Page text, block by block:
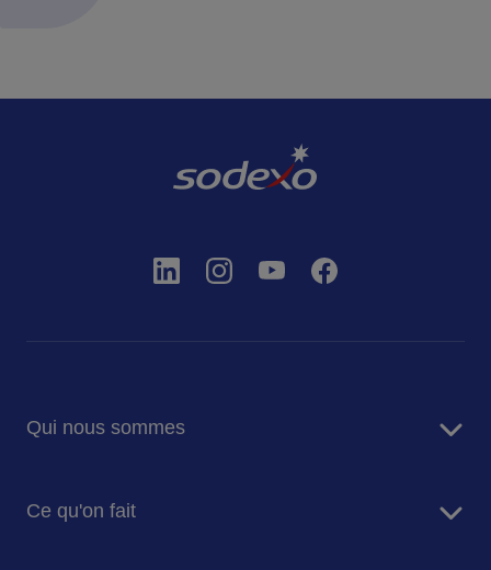
Qui nous sommes
Raison d'être
Ce qu'on fait